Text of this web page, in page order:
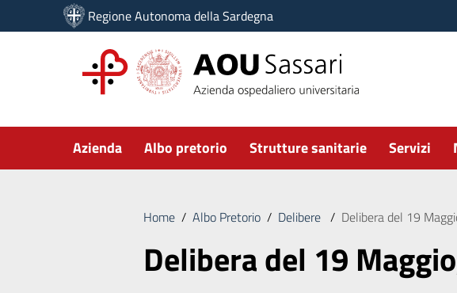
Vai ai contenuti
Vai al menu di navigazione
Vai al footer
Regione Autonoma della Sardegna
Submenu
Azienda Albo pretorio Strutture sanitarie Servizi
Home / Albo Pretorio / Delibere / Delibera del 19
Delibera del 19